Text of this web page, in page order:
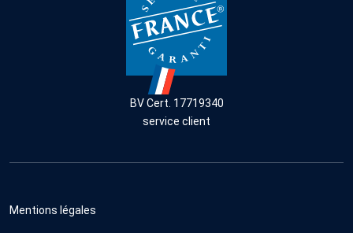
BV Cert. 17719340
service client
Mentions légales